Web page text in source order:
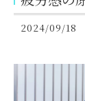
2024/09/18